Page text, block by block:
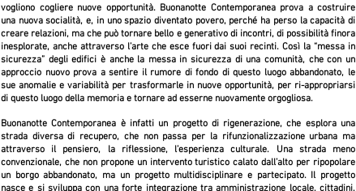
vogliono cogliere nuove opportunità. Buonanotte Contemporanea prova a costruire
una nuova socialità, e, in uno spazio diventato povero, perché ha perso la capacità di
creare relazioni, ma che può tornare bello e generativo di incontri, di possibilità finora
inesplorate, anche attraverso l’arte che esce fuori dai suoi recinti. Così la “messa in
sicurezza” degli edifici è anche la messa in sicurezza di una comunità, che con un
approccio nuovo prova a sentire il rumore di fondo di questo luogo abbandonato, le
sue anomalie e variabilità per trasformarle in nuove opportunità, per ri-appropriarsi
di questo luogo della memoria e tornare ad esserne nuovamente orgogliosa.
Buonanotte Contemporanea è infatti un progetto di rigenerazione, che esplora una
strada diversa di recupero, che non passa per la rifunzionalizzazione urbana ma
attraverso il pensiero, la riflessione, l’esperienza culturale. Una strada meno
convenzionale, che non propone un intervento turistico calato dall’alto per ripopolare
un borgo abbandonato, ma un progetto multidisciplinare e partecipato. Il progetto
nasce e si sviluppa con una forte integrazione tra amministrazione locale, cittadini,